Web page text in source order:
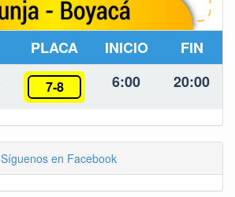
PLACA INICIO FIN
7-8 6:00 20:00
Síguenos en Facebook